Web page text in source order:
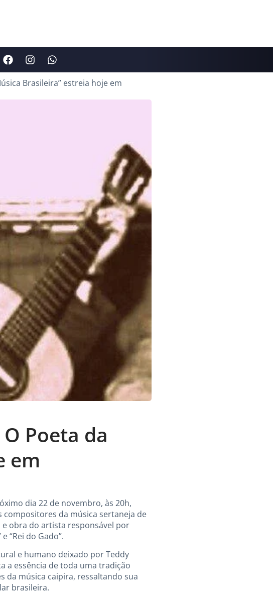
Brasileira” estreia hoje em
Poeta da
em
dia 22 de novembro, às 20h,
da música sertaneja de
e obra do artista responsável por
“Rei do Gado”.
e humano deixado por Teddy
a essência de toda uma tradição
da música caipira, ressaltando sua
brasileira.